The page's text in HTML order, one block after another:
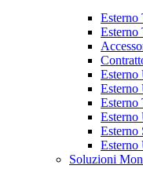
Esterno
Esterno
Esterno
Esterno
Esterno
Esterno
Esterno
Soluzioni